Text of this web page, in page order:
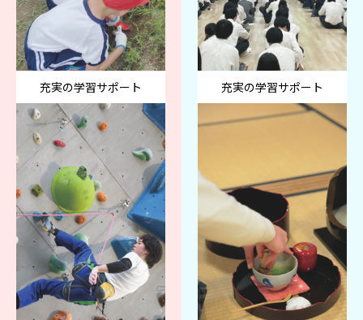
充実の学習サポート 充実の学習サポート